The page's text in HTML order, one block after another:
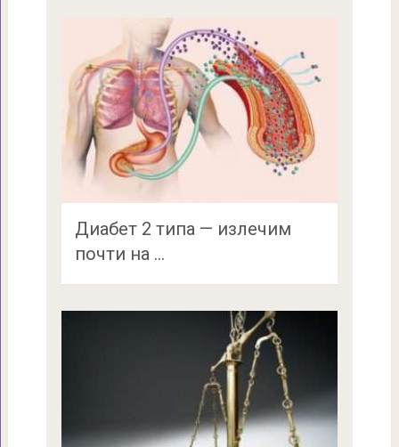
Диабет 2 типа — излечим
почти на …